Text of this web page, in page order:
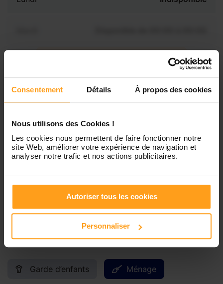
Consentement Détails À propos des cookies
Nous utilisons des Cookies !
Les cookies nous permettent de faire fonctionner notre
site Web, améliorer votre expérience de navigation et
analyser notre trafic et nos actions publicitaires.
Autoriser tous les cookies
Personnaliser
Disponible de 00:00 à 00:30
Jeudi Disponible de 00:00 à 00:00
Vendredi Disponible de 00:00 à 00:00
Samedi Disponible de 00:00 à 00:00
Dimanche Disponible de 00:00 à 00:00
disponibilités de Chamsa ?
Services proposés
Garde d’enfants Ménage